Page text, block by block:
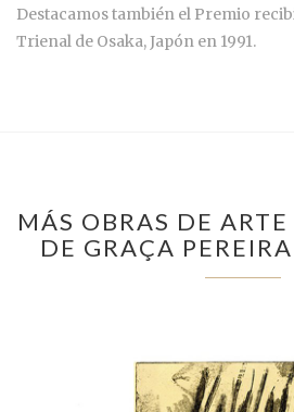
Destacamos también el Premio
Trienal de Osaka, Japón en 1991.
MÁS OBRAS DE
DE GRAÇA